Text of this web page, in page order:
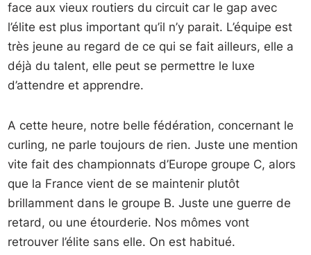
face aux vieux routiers du circuit car le gap avec
l’élite est plus important qu’il n’y parait. L’équipe est
très jeune au regard de ce qui se fait ailleurs, elle a
déjà du talent, elle peut se permettre le luxe
d’attendre et apprendre.
A cette heure, notre belle fédération, concernant le
curling, ne parle toujours de rien. Juste une mention
vite fait des championnats d’Europe groupe C, alors
que la France vient de se maintenir plutôt
brillamment dans le groupe B. Juste une guerre de
retard, ou une étourderie. Nos mômes vont
retrouver l’élite sans elle. On est habitué.